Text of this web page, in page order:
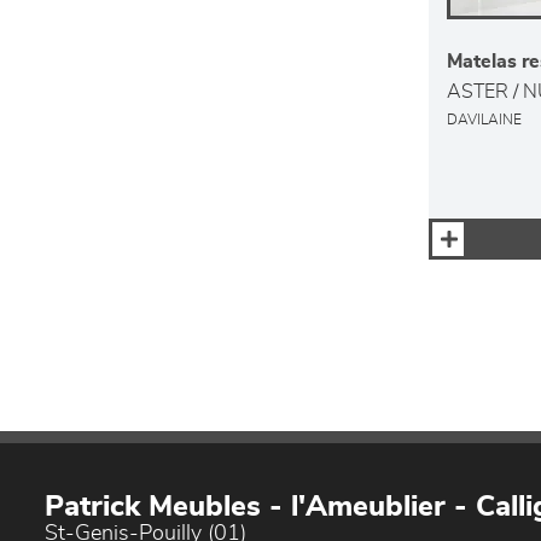
Matelas
ASTER /
DAVILAINE
Patrick Meubles - l'Ameublier -
St-Genis-Pouilly (01)